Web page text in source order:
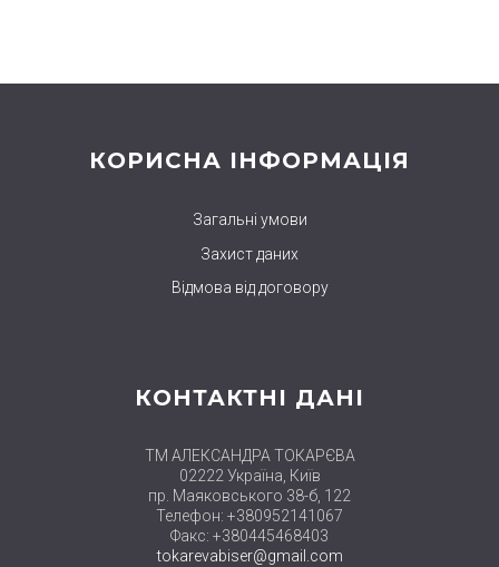
КОРИСНА ІНФОРМАЦІЯ
Загальні умови
Захист даних
Відмова від договору
КОНТАКТНІ ДАНІ
ТМ АЛЕКСАНДРА ТОКАРЄВА
02222 Україна, Київ
пр. Маяковського 38-б, 122
Телефон: +380952141067
Факс: +380445468403
tokarevabiser@gmail.com